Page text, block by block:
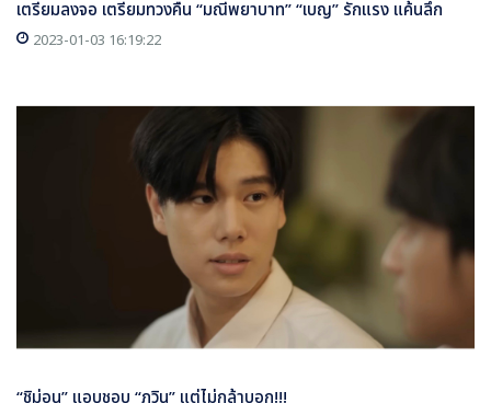
เตรียมลงจอ เตรียมทวงคืน “มณีพยาบาท” “เบญ” รักแรง แค้นลึก
2023-01-03 16:19:22